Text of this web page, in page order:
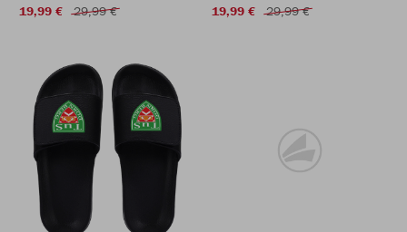
19,99 €
29,99 €
19,99 €
29,99 €